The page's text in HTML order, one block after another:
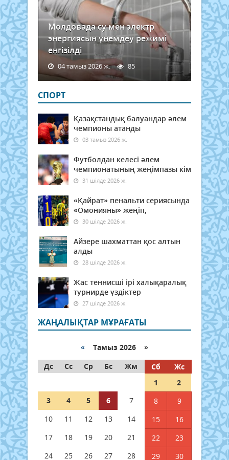
Молдовада су мен электр
энергиясын үнемдеу режимі
енгізілді
04 тамыз 2026 ж. 85
СПОРТ
Қазақстандық балуандар әлем
чемпионы атанды
03 тамыз 2026 ж.
Футболдан келесі әлем
чемпионатының жеңімпазы кім
31 шілде 2026 ж.
«Қайрат» пенальти сериясында
«Омонияны» жеңіп,
30 шілде 2026 ж.
Айзере шахматтан қос алтын
алды
28 шілде 2026 ж.
Жас теннисші ірі халықаралық
турнирде үздіктер
27 шілде 2026 ж.
ЖАҢАЛЫҚТАР МҰРАҒАТЫ
« Тамыз 2026 »
Дс
Сс Ср Бс Жм Сб
Жс
1
2
3
4 5 6 7 8
9
10
11 12 13 14 15
16
17
18 19 20 21 22
23
24
25 26 27 28 29 30